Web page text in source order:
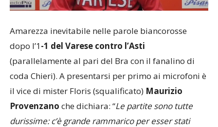
Amarezza inevitabile nelle parole biancorosse
dopo l’1-1 del Varese contro l’Asti
(parallelamente al pari del Bra con il fanalino di
coda Chieri). A presentarsi per primo ai microfoni è
il vice di mister Floris (squalificato) Maurizio
Provenzano che dichiara: “Le partite sono tutte
durissime: c’è grande rammarico per esser stati